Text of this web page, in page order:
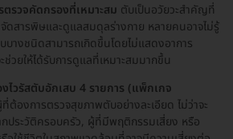
ตรวจคัดกรองที่เหมาะสม ตับเป็นอวัยวะสำคัญที่
ดสารพิษและดูแลสมดุลร่างกาย หลายคนอาจไม่รู้
บางชนิดสามารถเกิดขึ้นโดยไม่แสดงอาการ
ช่วยให้ได้รับการดูแลที่เหมาะสมมากขึ้น
ไวรัสตับอักเสบ 4 รายการ (แพ็กเกจ
ที่ต้องการตรวจสุขภาพตับอย่างละเอียด ไม่ว่าจะ
ประวัติครอบครัว, ผู้ที่มีพฤติกรรมเสี่ยง หรือ